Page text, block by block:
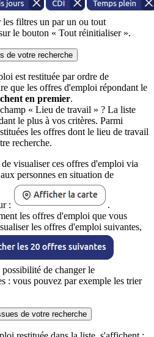
filtres un par un ou tout
le bouton « Tout réinitialiser ».
de votre recherche
est restituée par ordre de
que les offres d'emploi répondant le
en premier.
« Lieu de travail » ? La liste
le plus à vos critères. Parmi
les offres dont le lieu de travail
recherche.
visualiser ces offres d'emploi via
personnes en situation de
:
.
les offres d'emploi que vous
les offres d'emploi suivantes,
de changer le
: vous pouvez par exemple les trier
de votre recherche